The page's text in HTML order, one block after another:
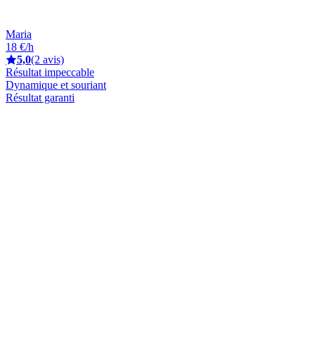
Maria
18 €/h
5,0(2 avis)
Résultat impeccable
Dynamique et souriant
Résultat garanti